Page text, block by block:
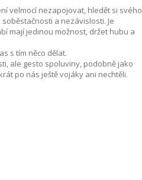
velmocí nezapojovat, hledět si svého
a nezávislosti. Je
mají jedinou možnost, držet hubu a
s tím něco dělat.
ale gesto spoluviny, podobně jako
po nás ještě vojáky ani nechtěli.